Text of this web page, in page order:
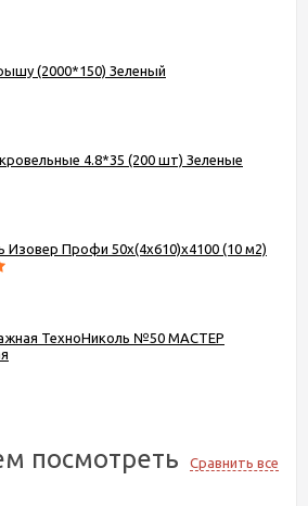
(2000*150) Зеленый
4.8*35 (200 шт) Зеленые
Изовер Профи 50х(4х610)х4100 (10 м2)
ТехноНиколь №50 МАСТЕР
посмотреть Сравнить все